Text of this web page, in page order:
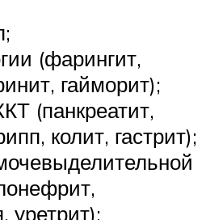
(фарингит,
гайморит);
(панкреатит,
колит, гастрит);
уретрит);